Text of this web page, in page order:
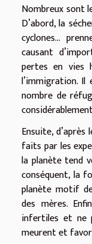
Nombreux sont
D’abord, la
cyclones…
causant
pertes en vies
l’immigration.
nombre de
Ensuite,
faits par les
la planète tend
conséquent, la
planète motif
des mères.
infertiles et ne
meurent et